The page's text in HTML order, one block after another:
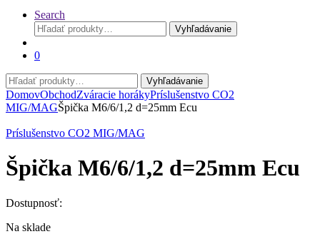
Search
Hľadať:
Vyhľadávanie
0
Hľadať:
Vyhľadávanie
DomovObchodZváracie horákyPríslušenstvo CO2
MIG/MAGŠpička M6/6/1,2 d=25mm Ecu
Príslušenstvo CO2 MIG/MAG
Špička M6/6/1,2 d=25mm Ecu
Dostupnosť:
Na sklade